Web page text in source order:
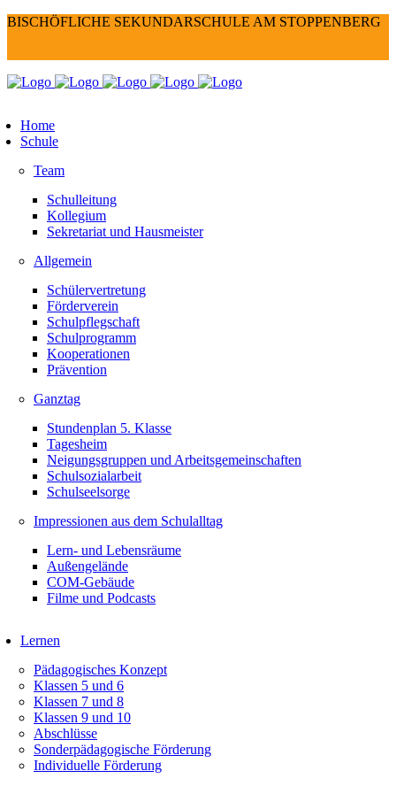
BISCHÖFLICHE SEKUNDARSCHULE AM STOPPENBERG
Home
Schule
Team
Schulleitung
Kollegium
Sekretariat und Hausmeister
Allgemein
Schülervertretung
Förderverein
Schulpflegschaft
Schulprogramm
Kooperationen
Prävention
Ganztag
Stundenplan 5. Klasse
Tagesheim
Neigungsgruppen und Arbeitsgemeinschaften
Schulsozialarbeit
Schulseelsorge
Impressionen aus dem Schulalltag
Lern- und Lebensräume
Außengelände
COM-Gebäude
Filme und Podcasts
Lernen
Pädagogisches Konzept
Klassen 5 und 6
Klassen 7 und 8
Klassen 9 und 10
Abschlüsse
Sonderpädagogische Förderung
Individuelle Förderung